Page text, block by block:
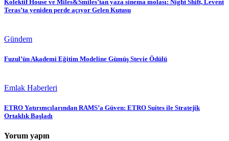
Kolektif House ve Miles&Smiles’tan yaza sinema molası: Night Shift, Levent
Teras’ta yeniden perde açıyor Gelen Kutusu
Gündem
Fuzul’ün Akademi Eğitim Modeline Gümüş Stevie Ödülü
Emlak Haberleri
ETRO Yatırımcılarından RAMS’a Güven: ETRO Suites ile Stratejik
Ortaklık Başladı
Yorum yapın